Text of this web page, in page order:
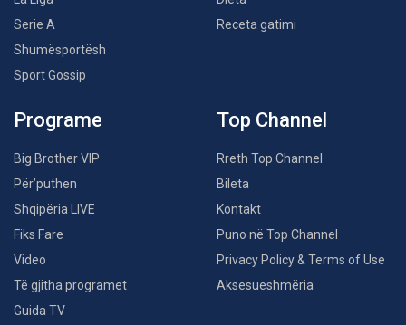
Serie A
Shumësportësh
Sport Gossip
Receta gatimi
Programe
Big Brother VIP
Për’puthen
Shqipëria LIVE
Fiks Fare
Video
Të gjitha programet
Guida TV
Top Channel
Rreth Top Channel
Bileta
Kontakt
Puno në Top Channel
Privacy Policy & Terms of Use
Aksesueshmëria